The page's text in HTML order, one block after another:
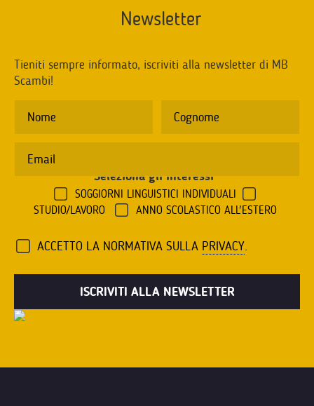
Newsletter
Tieniti sempre informato, iscriviti alla newsletter di MB
Scambi!
Seleziona gli interessi
SOGGIORNI LINGUISTICI INDIVIDUALI
STUDIO/LAVORO
ANNO SCOLASTICO ALL'ESTERO
ACCETTO LA NORMATIVA SULLA PRIVACY.